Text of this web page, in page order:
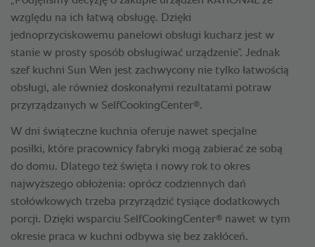
względu na ich łatwą obsługę. Dzięki
jednoprzyciskowemu panelowi obsługi kucharz jest w
stanie w prosty sposób obsługiwać urządzenie”. Jednak
szef kuchni Sun Wen jest zachwycony nie tylko łatwością
obsługi, ale również doskonałymi rezultatami potraw
przyrządzanych w SelfCookingCenter®.
W dni świąteczne kuchnia oferuje nawet specjalne
posiłki, które pracownicy fabryki mogą zabierać ze sobą
do domu. Dlatego też święta i nowy rok to okres
najwyższego obłożenia: oprócz codziennych dań
stołówkowych trzeba przyrządzić tysiące dodatkowych
porcji. Dzięki wsparciu SelfCookingCenter® nawet w tym
okresie praca w kuchni odbywa się bez zakłóceń.